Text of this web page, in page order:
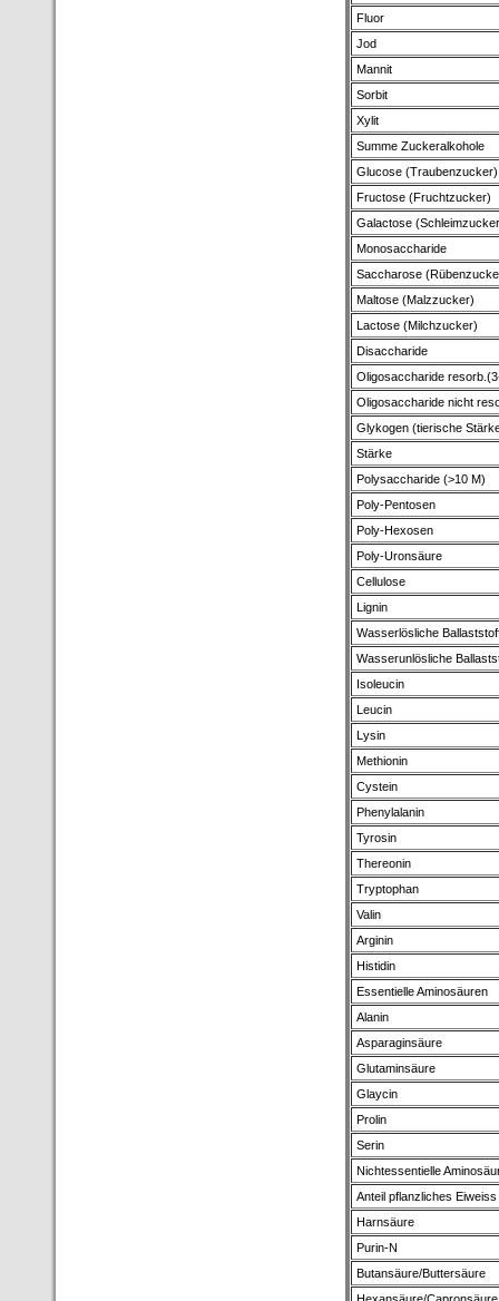
Fluor
Jod
Mannit
Sorbit
Xylit
Summe Zuckeralkohole
Glucose (Traubenzucker)
Fructose (Fruchtzucker)
Galactose
Monosaccharide
Saccharose
Maltose (Malzzucker)
Lactose (Milchzucker)
Disaccharide
Oligosaccharide
Oligosaccharide nicht
Glykogen (tierische
Stärke
Polysaccharide (>10 M)
Poly-Pentosen
Poly-Hexosen
Poly-Uronsäure
Cellulose
Lignin
Wasserlösliche
Wasserunlösliche
Isoleucin
Leucin
Lysin
Methionin
Cystein
Phenylalanin
Tyrosin
Thereonin
Tryptophan
Valin
Arginin
Histidin
Essentielle Aminosäuren
Alanin
Asparaginsäure
Glutaminsäure
Glaycin
Prolin
Serin
Nichtessentielle
Anteil pflanzliches Eiweiss
Harnsäure
Purin-N
Butansäure/Buttersäure